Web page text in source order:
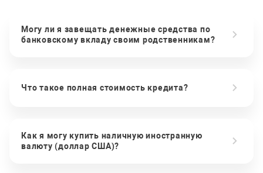
Могу ли я завещать денежные средства по
банковскому вкладу своим родственникам?
Что такое полная стоимость кредита?
Как я могу купить наличную иностранную
валюту (доллар США)?